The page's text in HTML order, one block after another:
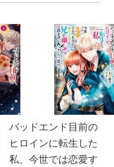
バッドエンド目前の
ヒロインに転生した
私、今世では恋愛す